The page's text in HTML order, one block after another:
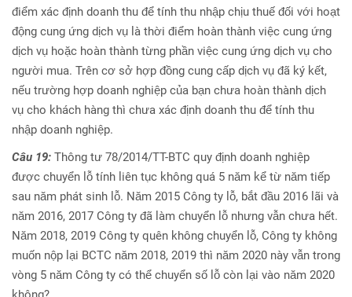
điểm xác định doanh thu để tính thu nhập chịu thuế đối với hoạt
động cung ứng dịch vụ là thời điểm hoàn thành việc cung ứng
dịch vụ hoặc hoàn thành từng phần việc cung ứng dịch vụ cho
người mua. Trên cơ sở hợp đồng cung cấp dịch vụ đã ký kết,
nếu trường hợp doanh nghiệp của bạn chưa hoàn thành dịch
vụ cho khách hàng thì chưa xác định doanh thu để tính thu
nhập doanh nghiệp.
Câu 19: Thông tư 78/2014/TT-BTC quy định doanh nghiệp
được chuyển lỗ tính liên tục không quá 5 năm kể từ năm tiếp
sau năm phát sinh lỗ. Năm 2015 Công ty lỗ, bắt đầu 2016 lãi và
năm 2016, 2017 Công ty đã làm chuyển lỗ nhưng vẫn chưa hết.
Năm 2018, 2019 Công ty quên không chuyển lỗ, Công ty không
muốn nộp lại BCTC năm 2018, 2019 thì năm 2020 này vẫn trong
vòng 5 năm Công ty có thể chuyển số lỗ còn lại vào năm 2020